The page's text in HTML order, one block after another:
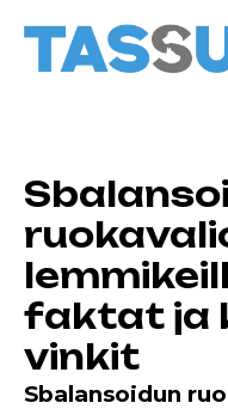
faktat ja
vinkit
Sbalansoidun